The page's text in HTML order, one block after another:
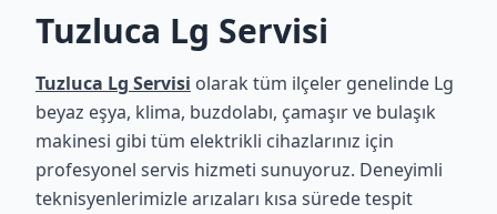
Tuzluca Lg Servisi
Tuzluca Lg Servisi olarak tüm ilçeler genelinde Lg
beyaz eşya, klima, buzdolabı, çamaşır ve bulaşık
makinesi gibi tüm elektrikli cihazlarınız için
profesyonel servis hizmeti sunuyoruz. Deneyimli
teknisyenlerimizle arızaları kısa sürede tespit